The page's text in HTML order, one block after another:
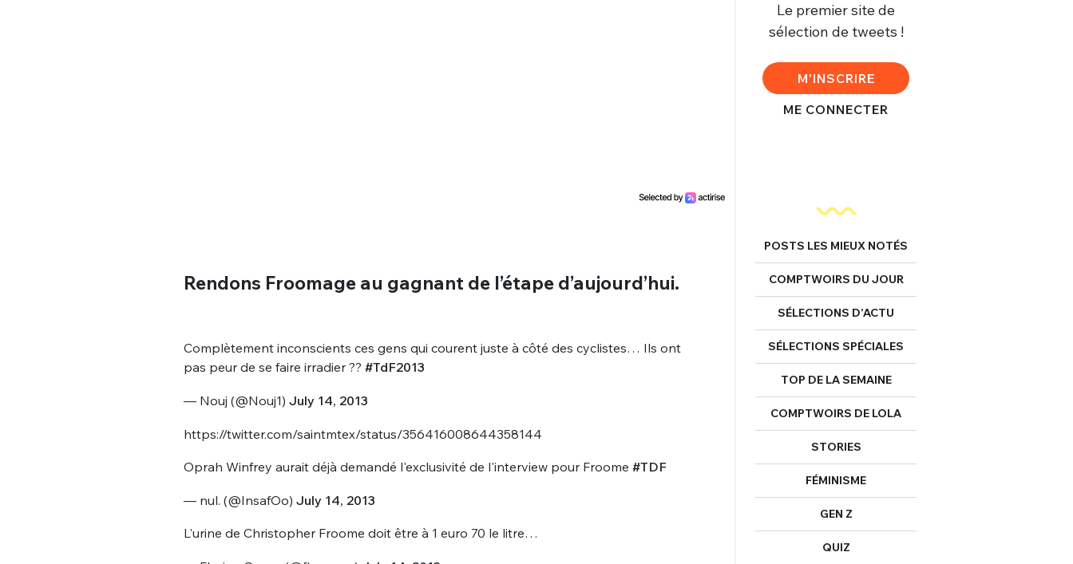
Rendons Froomage au gagnant de l’étape d’aujourd’hui.
Complètement inconscients ces gens qui courent juste à côté des cyclistes… Ils ont
pas peur de se faire irradier ?? #TdF2013
— Nouj (@Nouj1) July 14, 2013
https://twitter.com/saintmtex/status/356416008644358144
Oprah Winfrey aurait déjà demandé l'exclusivité de l'interview pour Froome #TDF
— nul. (@InsafOo) July 14, 2013
L'urine de Christopher Froome doit être à 1 euro 70 le litre…
Le premier site de
sélection de tweets !
M'INSCRIRE
ME CONNECTER
POSTS LES MIEUX NOTÉS
COMPTWOIRS DU JOUR
SÉLECTIONS D’ACTU
SÉLECTIONS SPÉCIALES
TOP DE LA SEMAINE
COMPTWOIRS DE LOLA
STORIES
FÉMINISME
GEN Z
QUIZ